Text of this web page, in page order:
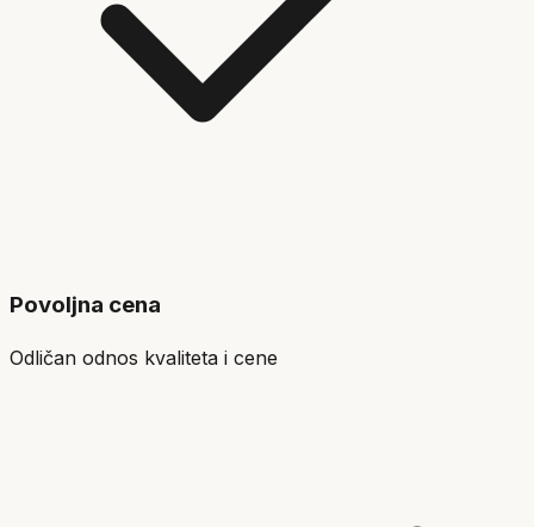
Povoljna cena
Odličan odnos kvaliteta i cene